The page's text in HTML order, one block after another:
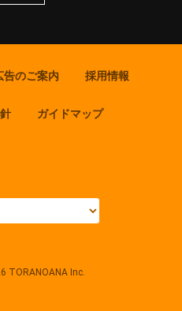
告のご案内 採用情報
ガイドマップ
TORANOANA Inc.